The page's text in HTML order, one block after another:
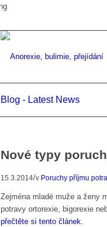
Blog - Latest News
Nové typy
15.3.2014/v Poruchy příjmu
Zejména mladé muže a ženy
potravy ortorexie, bigorexie
přečtěte si tento článek.